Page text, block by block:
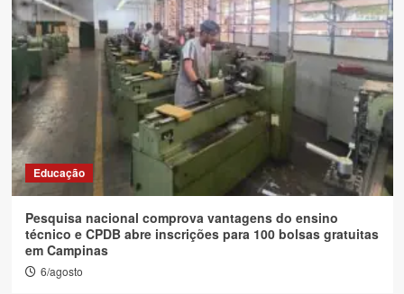
Educação
Pesquisa nacional comprova vantagens do ensino
técnico e CPDB abre inscrições para 100 bolsas gratuitas
em Campinas
6/agosto